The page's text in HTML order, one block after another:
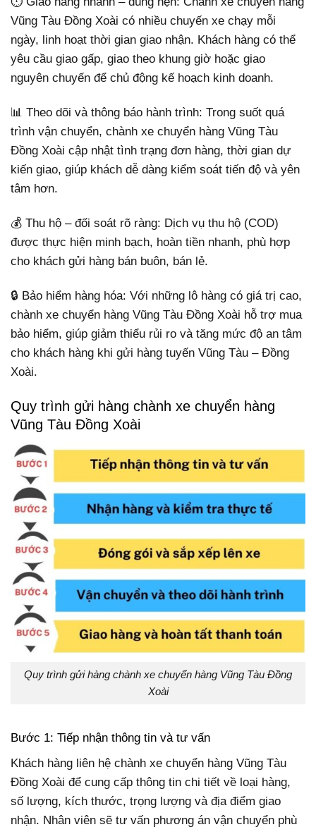
Vũng Tàu Đồng Xoài có nhiều chuyến xe chạy mỗi
ngày, linh hoạt thời gian giao nhận. Khách hàng có thể
yêu cầu giao gấp, giao theo khung giờ hoặc giao
nguyên chuyến để chủ động kế hoạch kinh doanh.
📊 Theo dõi và thông báo hành trình: Trong suốt quá
trình vận chuyển, chành xe chuyển hàng Vũng Tàu
Đồng Xoài cập nhật tình trạng đơn hàng, thời gian dự
kiến giao, giúp khách dễ dàng kiểm soát tiến độ và yên
tâm hơn.
💰 Thu hộ – đối soát rõ ràng: Dịch vụ thu hộ (COD)
được thực hiện minh bạch, hoàn tiền nhanh, phù hợp
cho khách gửi hàng bán buôn, bán lẻ.
🔒 Bảo hiểm hàng hóa: Với những lô hàng có giá trị cao,
chành xe chuyển hàng Vũng Tàu Đồng Xoài hỗ trợ mua
bảo hiểm, giúp giảm thiểu rủi ro và tăng mức độ an tâm
cho khách hàng khi gửi hàng tuyến Vũng Tàu – Đồng
Xoài.
Quy trình gửi hàng chành xe chuyển hàng
Vũng Tàu Đồng Xoài
Quy trình gửi hàng chành xe chuyển hàng Vũng Tàu Đồng
Xoài
Bước 1: Tiếp nhận thông tin và tư vấn
Khách hàng liên hệ chành xe chuyển hàng Vũng Tàu
Đồng Xoài để cung cấp thông tin chi tiết về loại hàng,
số lượng, kích thước, trọng lượng và địa điểm giao
nhận. Nhân viên sẽ tư vấn phương án vận chuyển phù